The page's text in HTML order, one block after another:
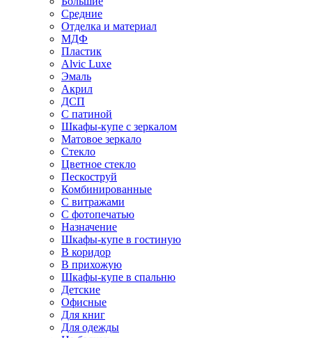
Средние
Отделка и материал
МДФ
Пластик
Alvic Luxe
Эмаль
Акрил
ДСП
С патиной
Шкафы-купе с зеркалом
Матовое зеркало
Стекло
Цветное стекло
Пескоструй
Комбинированные
С витражами
С фотопечатью
Назначение
Шкафы-купе в гостиную
В коридор
В прихожую
Шкафы-купе в спальню
Детские
Офисные
Для книг
Для одежды